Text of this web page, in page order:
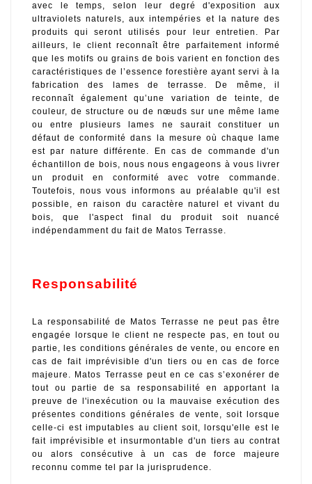
avec le temps, selon leur degré d'exposition aux
ultraviolets naturels, aux intempéries et la nature des
produits qui seront utilisés pour leur entretien. Par
ailleurs, le client reconnaît être parfaitement informé
que les motifs ou grains de bois varient en fonction des
caractéristiques de l’essence forestière ayant servi à la
fabrication des lames de terrasse. De même, il
reconnaît également qu’une variation de teinte, de
couleur, de structure ou de nœuds sur une même lame
ou entre plusieurs lames ne saurait constituer un
défaut de conformité dans la mesure où chaque lame
est par nature différente. En cas de commande d'un
échantillon de bois, nous nous engageons à vous livrer
un produit en conformité avec votre commande.
Toutefois, nous vous informons au préalable qu'il est
possible, en raison du caractère naturel et vivant du
bois, que l'aspect final du produit soit nuancé
indépendamment du fait de Matos Terrasse.
Responsabilité
La responsabilité de Matos Terrasse ne peut pas être
engagée lorsque le client ne respecte pas, en tout ou
partie, les conditions générales de vente, ou encore en
cas de fait imprévisible d'un tiers ou en cas de force
majeure. Matos Terrasse peut en ce cas s’exonérer de
tout ou partie de sa responsabilité en apportant la
preuve de l'inexécution ou la mauvaise exécution des
présentes conditions générales de vente, soit lorsque
celle-ci est imputables au client soit, lorsqu'elle est le
fait imprévisible et insurmontable d'un tiers au contrat
ou alors consécutive à un cas de force majeure
reconnu comme tel par la jurisprudence.